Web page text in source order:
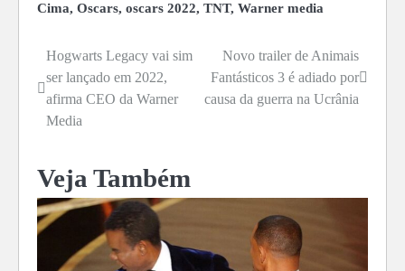
Cima, Oscars, oscars 2022, TNT, Warner media
Navegação
de
Post
Hogwarts Legacy vai sim
ser lançado em 2022,
afirma CEO da Warner
Media
Novo trailer de Animais
Fantásticos 3 é adiado por
causa da guerra na Ucrânia
Veja Também